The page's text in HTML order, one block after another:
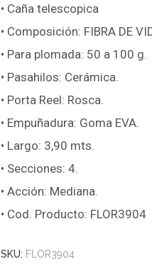
• Caña telescopica
• Composición: FIBRA DE
• Para plomada: 50 a 100 g.
• Pasahilos: Cerámica.
• Porta Reel: Rosca.
• Empuñadura: Goma EVA.
• Largo: 3,90 mts.
• Secciones: 4.
• Acción: Mediana.
• Cod. Producto: FLOR3904
SKU: FLOR3904